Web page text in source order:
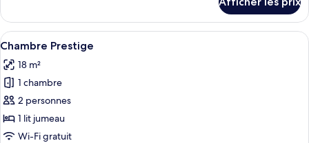
Chambre
Standard
Afficher
toutes
les
photos
pour
ce
type
Une chambre d’hôtel avec un
9
Chambre Prestige
18 m²
1 chambre
2 personnes
1 lit jumeau
Wi-Fi gratuit